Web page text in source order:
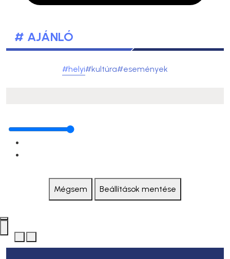
# AJÁNLÓ
#helyi#kultúra#események
Mégsem Beállítások mentése